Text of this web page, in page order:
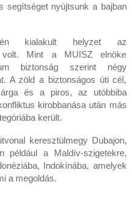
segítséget nyújtsunk a bajban
kialakult helyzet az
volt. Mint a MUISZ elnöke
biztonság szerint négy
A zöld a biztonságos úti cél,
és a piros, az utóbbiba
kirobbanása után más
került.
keresztülmegy Dubajon,
például a Maldív-szigetekre,
Indokínába, amelyek
a megoldás.